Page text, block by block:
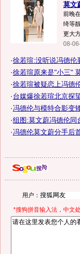
莫文
前晚
绮等
更大
08-
·徐若瑄:没听说冯德伦
·徐若瑄原来是"小三"
·徐若瑄被疑恋上冯德
·台媒爆徐若瑄北京探
·冯德伦与模特合影变
·组图:莫文蔚冯德伦同
·冯德伦莫文蔚分手后
用户：
*搜狗拼音输入法，中文